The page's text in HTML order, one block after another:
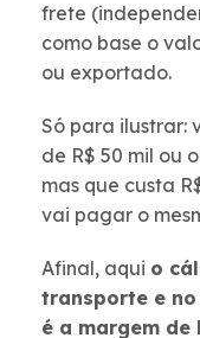
frete
como base o
ou exportado.
Só para ilustrar:
de R$ 50 mil ou
mas que custa
vai pagar o
Afinal, aqui o
transporte e
é a margem